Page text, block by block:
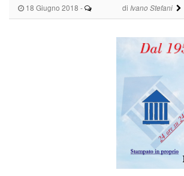
18 Giugno 2018 - di Ivano Stefani